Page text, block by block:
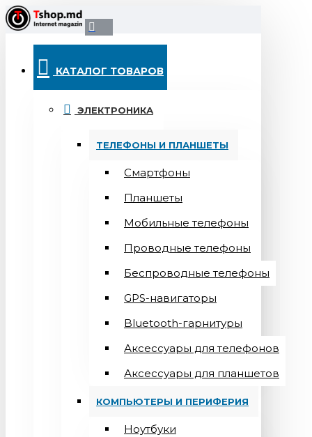
КАТАЛОГ ТОВАРОВ
ЭЛЕКТРОНИКА
ТЕЛЕФОНЫ И ПЛАНШЕТЫ
Смартфоны
Планшеты
Мобильные телефоны
Проводные телефоны
Беспроводные телефоны
GPS-навигаторы
Bluetooth-гарнитуры
Аксессуары для телефонов
Аксессуары для планшетов
КОМПЬЮТЕРЫ И ПЕРИФЕРИЯ
Ноутбуки